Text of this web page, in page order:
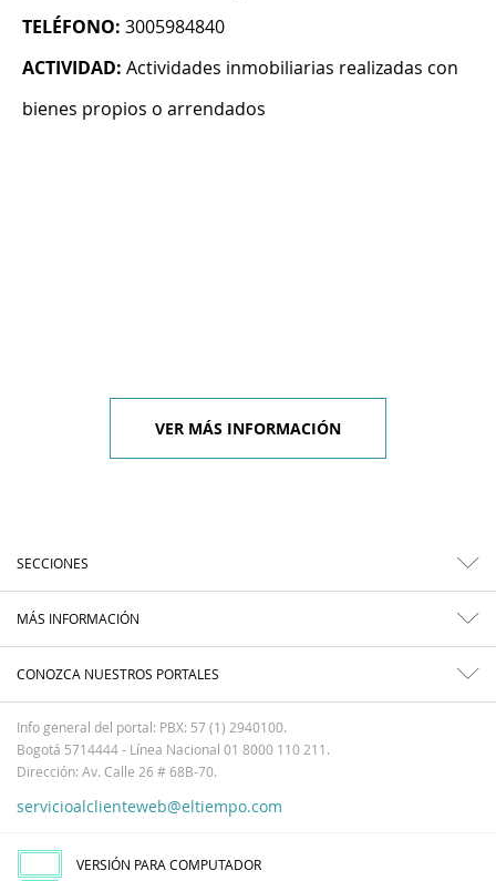
TELÉFONO: 3005984840
ACTIVIDAD: Actividades inmobiliarias realizadas con
bienes propios o arrendados
VER MÁS INFORMACIÓN
SECCIONES
MÁS INFORMACIÓN
CONOZCA NUESTROS PORTALES
Info general del portal: PBX: 57 (1) 2940100.
Bogotá 5714444 - Línea Nacional 01 8000 110 211.
Dirección: Av. Calle 26 # 68B-70.
servicioalclienteweb@eltiempo.com
VERSIÓN PARA COMPUTADOR